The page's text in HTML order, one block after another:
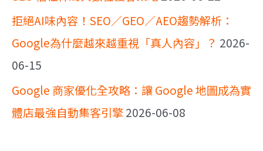
拒絕AI味內容！SEO／GEO／AEO趨勢解析：
Google為什麼越來越重視「真人內容」？ 2026-
06-15
Google 商家優化全攻略：讓 Google 地圖成為實
體店最強自動集客引擎2026-06-08